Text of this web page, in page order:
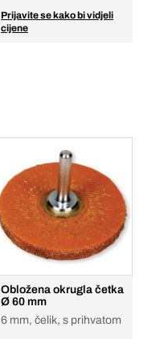
Prijavite se kako bi vidjeli
cijene
Obložena okrugla četka
Ø 60 mm
6 mm, čelik, s prihvatom